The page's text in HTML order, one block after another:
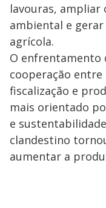
lavouras, ampliar
ambiental e
agrícola.
O enfrentamento
cooperação
fiscalização e
mais orientado
e
clandestino
aumentar a